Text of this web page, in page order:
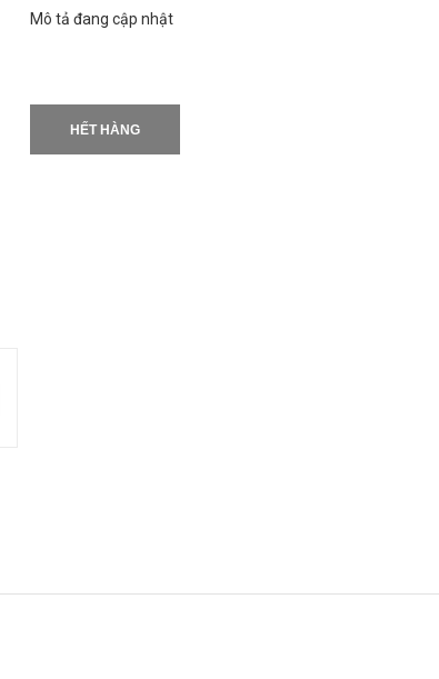
Mô tả đang cập nhật
HẾT HÀNG